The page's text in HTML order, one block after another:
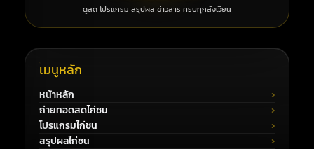
ดูสด โปรแกรม สรุปผล ข่าวสาร ครบทุกสังเวียน
เมนูหลัก
หน้าหลัก
ถ่ายทอดสดไก่ชน
โปรแกรมไก่ชน
สรุปผลไก่ชน